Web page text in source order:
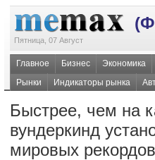
Пятница, 07 Август
Главное Бизнес Экономика
Рынки
Индикаторы рынка
Быстрее, чем на
вундеркинд
мировых